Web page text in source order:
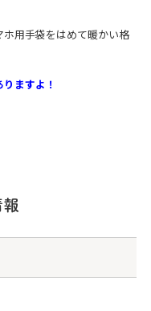
用手袋をはめて暖かい格
ますよ！